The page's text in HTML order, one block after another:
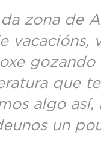
zona de
vacacións,
que
algo
un